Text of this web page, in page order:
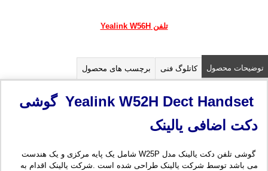
تلفن Yealink W56H
توضیحات محصول کاتلوگ فنی برچسب های محصول
Yealink W52H Dect Handset گوشی
دکت اضافی یالینک
گوشی تلفن دکت یالینک مدل W25P شامل یک پایه مرکزی و یک هندست
می باشد توسط شرکت یالینک طراحی شده است .شرکت یالینک اقدام به